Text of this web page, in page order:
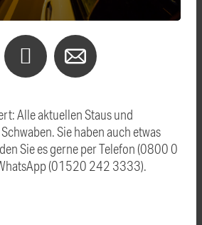
Alle aktuellen Staus und
Sie haben auch etwas
Sie es gerne per Telefon (0800 0
(01520 242 3333).